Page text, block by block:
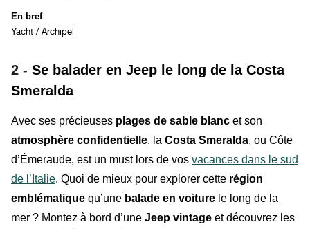
En bref
Yacht / Archipel
2 - Se balader en Jeep le long de la Costa
Smeralda
Avec ses précieuses plages de sable blanc et son
atmosphère confidentielle, la Costa Smeralda, ou Côte
d’Émeraude, est un must lors de vos vacances dans le sud
de l’Italie. Quoi de mieux pour explorer cette région
emblématique qu’une balade en voiture le long de la
mer ? Montez à bord d’une Jeep vintage et découvrez les